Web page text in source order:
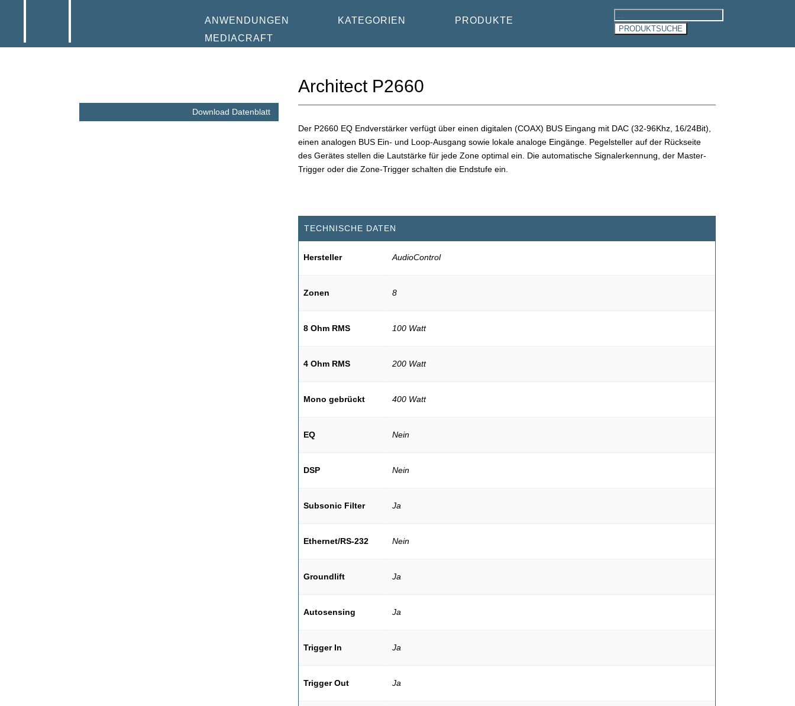
ANWENDUNGEN KATEGORIEN
PRODUKTE
MEDIACRAFT
search
PRODUKTSUCHE
Download Datenblatt
Architect P2660
Der P2660 EQ Endverstärker verfügt über einen digitalen (COAX) BUS Eingang mit DAC (32-96Khz, 16/24Bit),
einen analogen BUS Ein- und Loop-Ausgang sowie lokale analoge Eingänge. Pegelsteller auf der Rückseite
des Gerätes stellen die Lautstärke für jede Zone optimal ein. Die automatische Signalerkennung, der Master-
Trigger oder die Zone-Trigger schalten die Endstufe ein.
TECHNISCHE DATEN
Hersteller AudioControl
Zonen 8
8 Ohm RMS 100 Watt
4 Ohm RMS 200 Watt
Mono gebrückt 400 Watt
EQ Nein
DSP Nein
Subsonic Filter Ja
Ethernet/RS-232 Nein
Groundlift Ja
Autosensing Ja
Trigger In Ja
Trigger Out Ja